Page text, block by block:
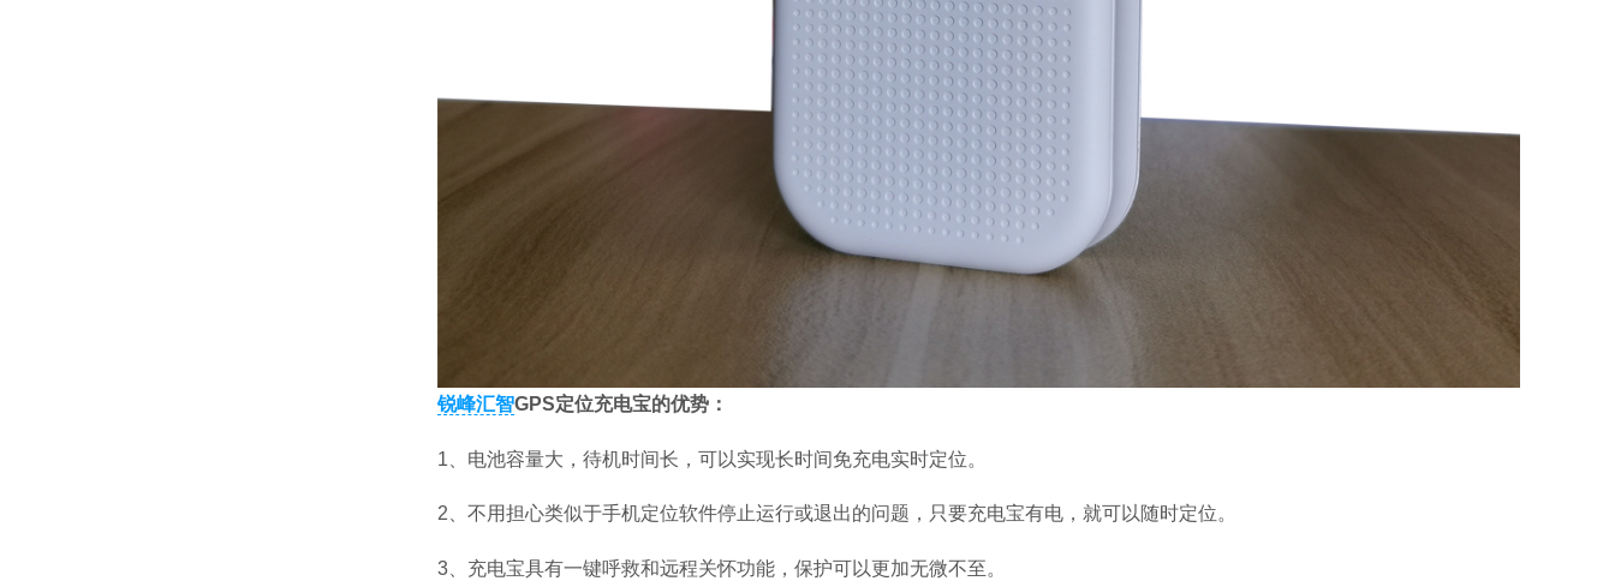
锐峰汇智GPS定位充电宝的优势：
1、电池容量大，待机时间长，可以实现长时间免充电实时定位。
2、不用担心类似于手机定位软件停止运行或退出的问题，只要充电宝有电，就可以随时定位。
3、充电宝具有一键呼救和远程关怀功能，保护可以更加无微不至。